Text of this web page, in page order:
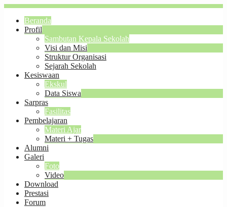
Beranda
Profil
Sambutan Kepala Sekolah
Visi dan Misi
Struktur Organisasi
Sejarah Sekolah
Kesiswaan
Ekskul
Data Siswa
Sarpras
Fasilitas
Pembelajaran
Materi Ajar
Materi + Tugas
Alumni
Galeri
Foto
Video
Download
Prestasi
Forum